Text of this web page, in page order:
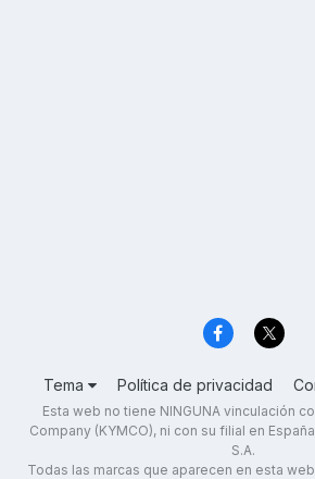
Tema Política de privacidad
Esta web no tiene NINGUNA vinculación
Company (KYMCO), ni con su filial en
S.A.
Todas las marcas que aparecen en esta